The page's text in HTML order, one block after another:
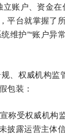
账户、资金在
平台就掌握了
维护”“账户异
、权威机构监
包装：
称受权威机构
披露运营主体